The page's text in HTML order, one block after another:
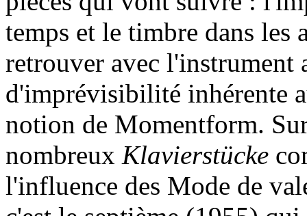
temps et le timbre dans les
retrouver avec l'instrument
d'imprévisibilité inhérente
notion de Momentform.
nombreux Klavierstücke
l'influence des Mode de